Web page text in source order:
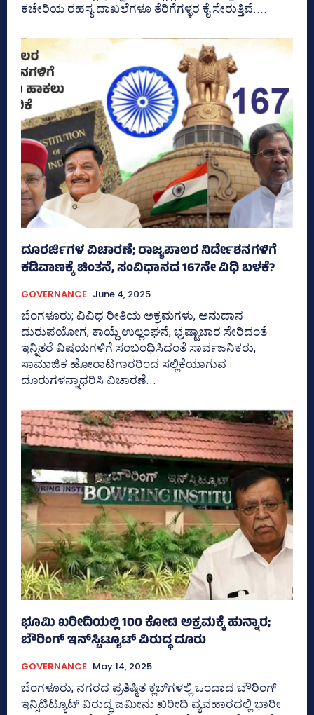
ಕಚೇರಿಯ ರಹಸ್ಯ ದಾಖಲೆಗಳೂ ತೆರಿಗೆಗಳ್ಳರ ಕೈ ಸೇರುತ್ತಿವೆ....
ದೂರರ್ಜಿಗಳ ವಿಚಾರಣೆ; ರಾಜ್ಯಪಾಲರ ನಿರ್ದೇಶನಗಳಿಗೆ
ಕಡಿವಾಣಕ್ಕೆ ಚಿಂತನೆ, ಸಂವಿಧಾನದ 167ನೇ ವಿಧಿ ಬಳಕೆ?
GOVERNANCE June 4, 2025
ಬೆಂಗಳೂರು; ವಿವಿಧ ರೀತಿಯ ಅಕ್ರಮಗಳು, ಅನುದಾನ
ದುರುಪಯೋಗ, ಕಾಯ್ದೆ ಉಲ್ಲಂಘನೆ, ಭ್ರಷ್ಟಾಚಾರ ಸೇರಿದಂತೆ
ಇನ್ನಿತರೆ ವಿಷಯಗಳಿಗೆ ಸಂಬಂಧಿಸಿದಂತೆ ಸಾರ್ವಜನಿಕರು,
ಸಾಮಾಜಿಕ ಹೋರಾಟಗಾರರಿಂದ ಸಲ್ಲಿಕೆಯಾಗುವ
ದೂರುಗಳನ್ನಾಧರಿಸಿ ವಿಚಾರಣೆ...
ಭೂಮಿ ಖರೀದಿಯಲ್ಲಿ 100 ಕೋಟಿ ಅಕ್ರಮಕ್ಕೆ ಹುನ್ನಾರ;
ಬೌರಿಂಗ್‌ ಇನ್‌ಸ್ಟಿಟ್ಯೂಟ್ ವಿರುದ್ಧ ದೂರು
GOVERNANCE May 14, 2025
ಬೆಂಗಳೂರು; ನಗರದ ಪ್ರತಿಷ್ಠಿತ ಕ್ಲಬ್‌ಗಳಲ್ಲಿ ಒಂದಾದ ಬೌರಿಂಗ್‌
ಇನ್ಸಿಟಿಟ್ಯೂಟ್‌ ವಿರುದ್ಧ ಜಮೀನು ಖರೀದಿ ವ್ಯವಹಾರದಲ್ಲಿ ಭಾರೀ